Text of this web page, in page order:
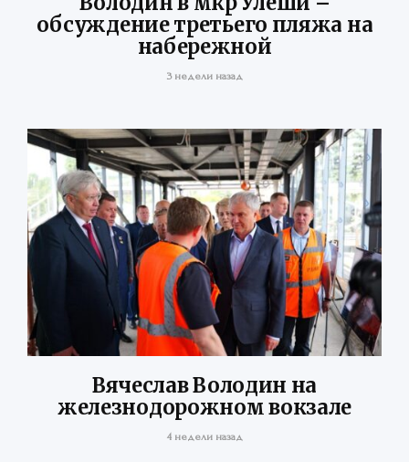
обсуждение третьего пляжа на
набережной
3 недели назад
Вячеслав Володин на
железнодорожном вокзале
4 недели назад